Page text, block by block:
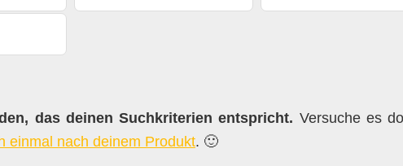
das deinen Suchkriterien entspricht. Versuche es
einmal nach deinem Produkt. 🙂